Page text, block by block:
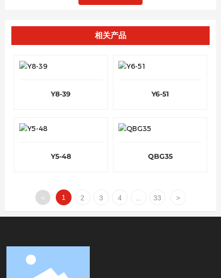
相关产品
Y8-39 Y6-51
Y5-48 QBG35
< 1 2 3 4 33 >